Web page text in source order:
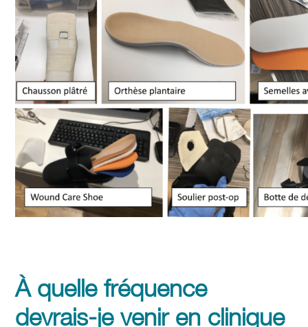
À quelle fréquence
devrais-je venir en clinique